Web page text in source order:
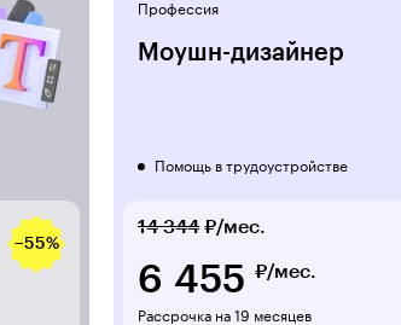
−55%
Профессия
Моушн-дизайнер
Помощь в трудоустройстве
14 344 ₽/мес.
6 455 ₽/мес.
Рассрочка на 19 месяцев